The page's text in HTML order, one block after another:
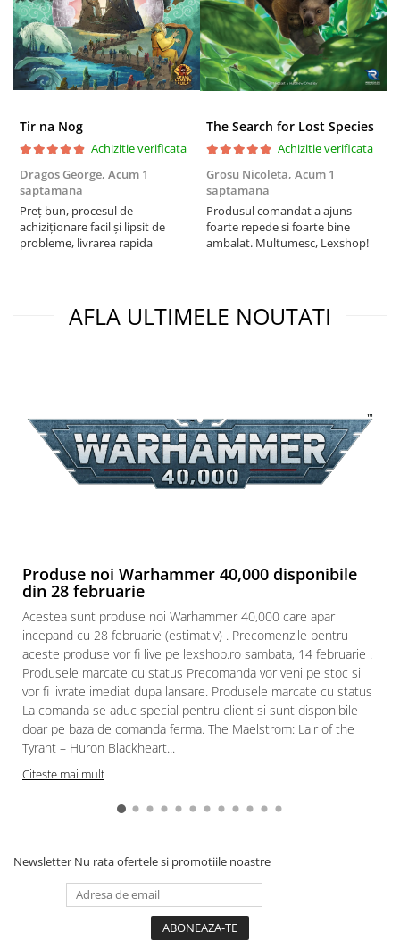
Puzzle 3D
Puzzle 8000 piese
Puzzle 150 piese
Puzzle din lemn
Mandala
Puzzle 24 piese
Puzzle-uri metalice si logice
Puzzle 3 in 1
Puzzle 550 piese
Paints & Tools
Starter Sets
Books and Codex
Friday The 13th
Marvel Univers
Figurine diverse
DC Univers
FUNKO POP!
One Piece
Dragon Ball
Anime
Modele Revell
D&D si Alte RPG
Tir na Nog
Achizitie verificata
Dragos George, Acum 1
saptamana
Preț bun, procesul de
achiziționare facil și lipsit de
probleme, livrarea rapida
The Search for Lost Species
Achizitie verificata
Grosu Nicoleta, Acum 1
saptamana
Produsul comandat a ajuns
foarte repede si foarte bine
ambalat. Multumesc, Lexshop!
AFLA ULTIMELE NOUTATI
Produse noi Warhammer 40,000 disponibile
din 28 februarie
Acestea sunt produse noi Warhammer 40,000 care apar
incepand cu 28 februarie (estimativ) . Precomenzile pentru
aceste produse vor fi live pe lexshop.ro sambata, 14 februarie .
Produsele marcate cu status Precomanda vor veni pe stoc si
vor fi livrate imediat dupa lansare. Produsele marcate cu status
La comanda se aduc special pentru client si sunt disponibile
doar pe baza de comanda ferma. The Maelstrom: Lair of the
Tyrant – Huron Blackheart...
Citeste mai mult
Newsletter Nu rata ofertele si promotiile noastre